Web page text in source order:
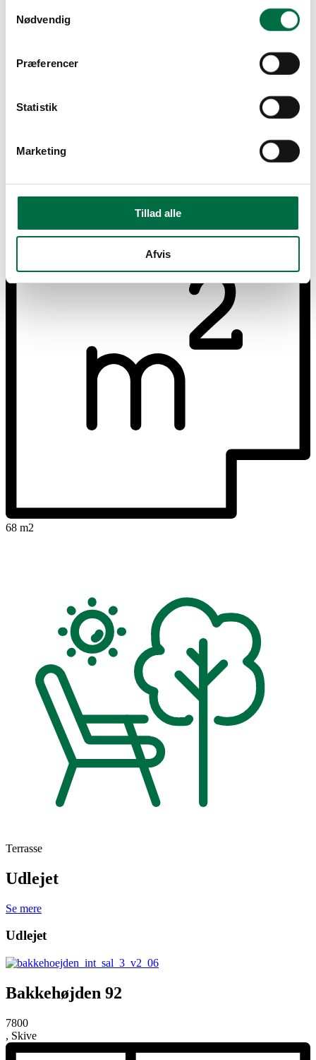
Nødvendig
Præferencer
Statistik
Marketing
Tillad alle
Afvis
68 m2
Terrasse
Udlejet
Se mere
Udlejet
Bakkehøjden 92
7800
, Skive